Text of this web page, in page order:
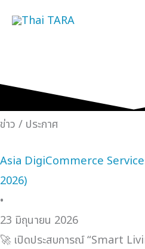
ข่าว / ประกาศ
Asia DigiCommerce
2026)
•
23 มิถุนายน 2026
🚀 เปิดประสบการณ์ “Smart